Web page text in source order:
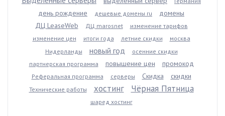
день рождение дешевые домены ru
домены
ДЦ LeaseWeb
ДЦ marosnet
изменение тарифов
изменение цен
итоги года летние скидки
москва
Нидерланды
новый год
осенние скидки
партнерская программа
повышение цен промокод
Реферальная программа серверы Скидка скидки
Технические работы хостинг Чёрная Пятница
шаред хостинг